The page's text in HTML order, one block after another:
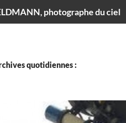
photographe du ciel
quotidiennes :